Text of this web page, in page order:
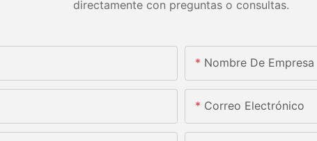
directamente con preguntas o consultas.
Nombre De Empresa
Correo Electrónico